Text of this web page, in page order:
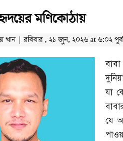
মণিকোঠায়
| রবিবার , ২১ জুন, ২০২৬ at ৬:০২
যা
যে